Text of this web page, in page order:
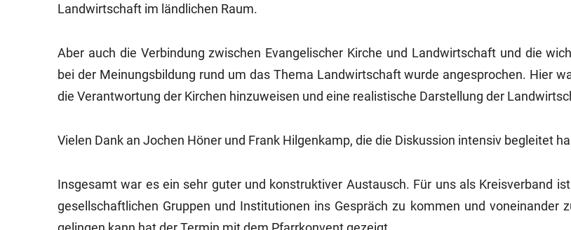
Landwirtschaft im ländlichen Raum.
Aber auch die Verbindung zwischen Evangelischer Kirche und Landwirtschaft und die
bei der Meinungsbildung rund um das Thema Landwirtschaft wurde angesprochen. Hier
die Verantwortung der Kirchen hinzuweisen und eine realistische Darstellung der
Vielen Dank an Jochen Höner und Frank Hilgenkamp, die die Diskussion intensiv begleitet
Insgesamt war es ein sehr guter und konstruktiver Austausch. Für uns als Kreisverband
gesellschaftlichen Gruppen und Institutionen ins Gespräch zu kommen und voneinander